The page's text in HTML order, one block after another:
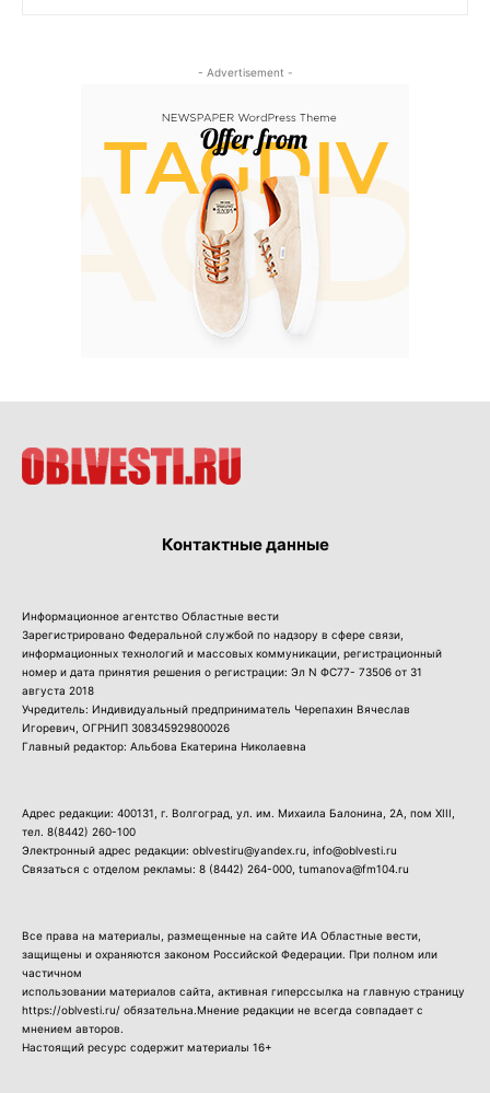
- Advertisement -
Контактные данные
Информационное агентство Областные вести
Зарегистрировано Федеральной службой по надзору в сфере связи,
информационных технологий и массовых коммуникации, регистрационный
номер и дата принятия решения о регистрации: Эл N ФС77- 73506 от 31
августа 2018
Учредитель: Индивидуальный предприниматель Черепахин Вячеслав
Игоревич, ОГРНИП 308345929800026
Главный редактор: Альбова Екатерина Николаевна
Адрес редакции: 400131, г. Волгоград, ул. им. Михаила Балонина, 2А, пом XIII,
тел. 8(8442) 260-100
Электронный адрес редакции: oblvestiru@yandex.ru, info@oblvesti.ru
Связаться с отделом рекламы: 8 (8442) 264-000 , tumanova@fm104.ru
Все права на материалы, размещенные на сайте ИА Областные вести,
защищены и охраняются законом Российской Федерации. При полном или
частичном
использовании материалов сайта, активная гиперссылка на главную страницу
https://oblvesti.ru/ обязательна.Мнение редакции не всегда совпадает с
мнением авторов.
Настоящий ресурс содержит материалы 16+